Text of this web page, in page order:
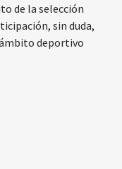
de la selección
sin duda,
deportivo